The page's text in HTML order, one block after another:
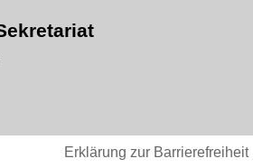
Erklärung zur Barrierefreiheit|